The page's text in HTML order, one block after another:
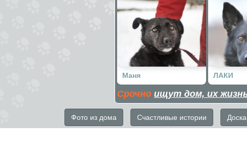
Маня ЛАКИ
Срочно ищут дом, их
Фото из дома Счастливые истории